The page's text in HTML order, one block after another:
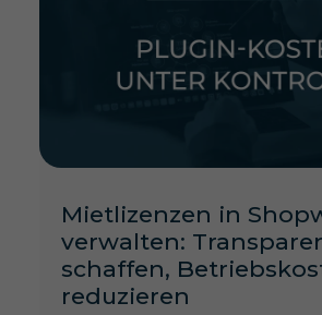
Mietlizenzen in
verwalten:
schaffen,
reduzieren